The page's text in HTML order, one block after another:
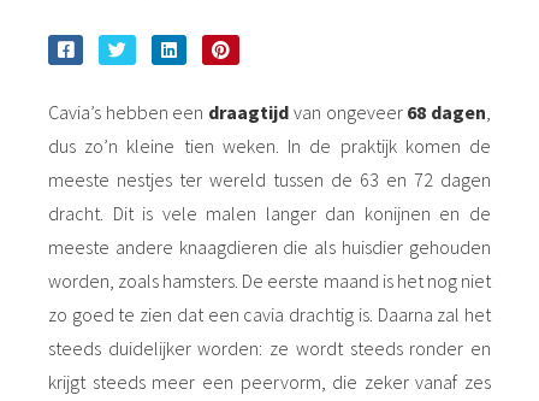
Cavia’s hebben een draagtijd van ongeveer 68 dagen
dus zo’n kleine tien weken. In de praktijk komen de
meeste nestjes ter wereld tussen de 63 en 72 dagen
dracht. Dit is vele malen langer dan konijnen en de
meeste andere knaagdieren die als huisdier gehouden
worden, zoals hamsters. De eerste maand is het nog niet
zo goed te zien dat een cavia drachtig is. Daarna zal het
steeds duidelijker worden: ze wordt steeds ronder en
krijgt steeds meer een peervorm, die zeker vanaf zes